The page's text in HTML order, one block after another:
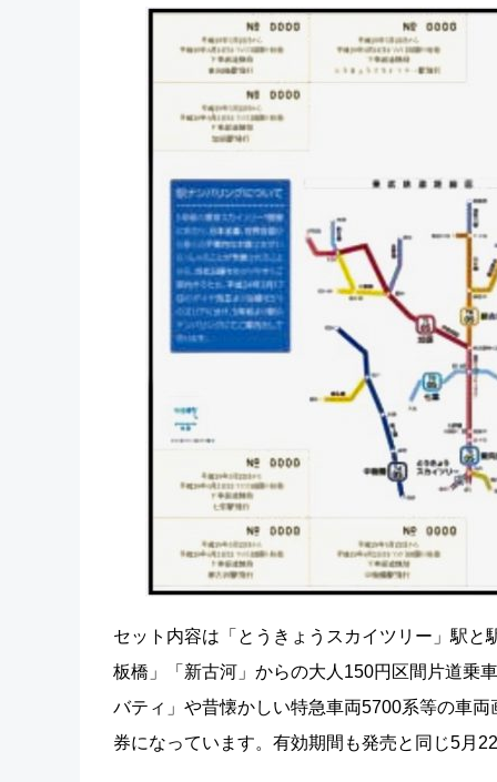
セット内容は「とうきょうスカイツリー」駅
板橋」「新古河」からの大人150円区間片道乗
バティ」や昔懐かしい特急車両5700系等の車
券になっています。有効期間も発売と同じ5月